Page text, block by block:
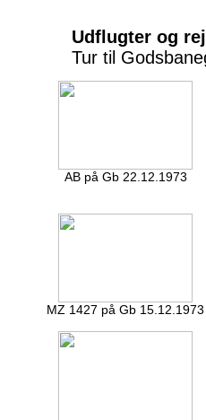
Udflugter og
Tur til
AB på Gb 22.12.1973
MZ 1427 på Gb 15.12.1973